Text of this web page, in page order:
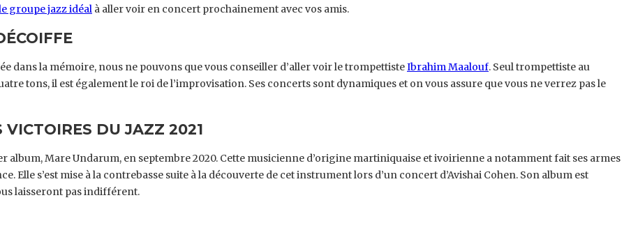
groupe jazz idéal à aller voir en concert prochainement avec vos amis.
dans la mémoire, nous ne pouvons que vous conseiller d’aller voir le trompettisteIbrahim Maalouf. Seul trompettiste au
tons, il est également le roi de l’improvisation. Ses concerts sont dynamiques et on vous assure que vous ne verrez pas le
DU JAZZ 2021
album, Mare Undarum, en septembre 2020. Cette musicienne d’origine martiniquaise et ivoirienne a notamment fait ses armes
Elle s’est mise à la contrebasse suite à la découverte de cet instrument lors d’un concert d’Avishai Cohen. Son album est
laisseront pas indifférent.